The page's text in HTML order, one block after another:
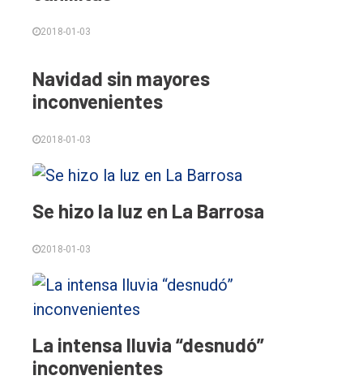
2018-01-03
Navidad sin mayores
inconvenientes
2018-01-03
Se hizo la luz en La Barrosa
2018-01-03
La intensa lluvia “desnudó”
inconvenientes